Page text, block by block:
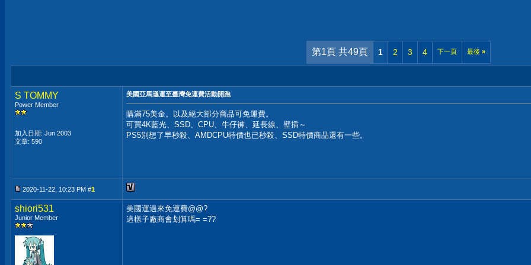
第1頁 共49頁 1 2 3 4 下一頁 最後 »
S TOMMY
Power Member
加入日期: Jun 2003
文章: 590
美國亞馬遜運至臺灣免運費活動開跑
購滿75美金。以及絕大部分商品可免運費。
可買4K藍光、SSD、CPU、牛仔褲、延長線、壁插～
PS5別想了早秒殺、AMDCPU特價也已秒殺、SSD特價商品還有一些。
2020-11-22, 10:23 PM #1
shiori531
Junior Member
美國運過來免運費@@?
這樣子廠商會划算嗎= =??